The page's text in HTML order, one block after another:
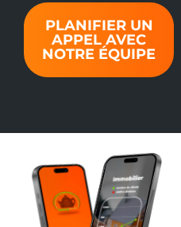
PLANIFIER UN
APPEL AVEC
NOTRE ÉQUIPE